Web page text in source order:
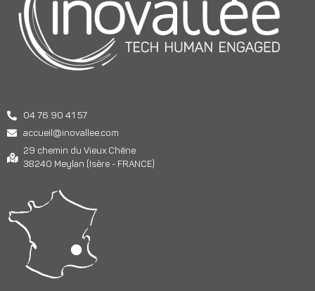
04 76 90 41 57
accueil@inovallee.com
29 chemin du Vieux Chêne
38240 Meylan (Isère - FRANCE)